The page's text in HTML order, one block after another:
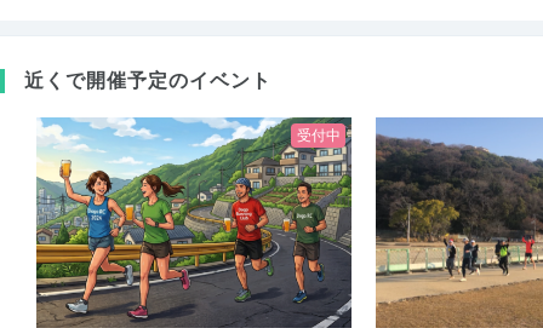
近くで開催予定のイベント
受付中